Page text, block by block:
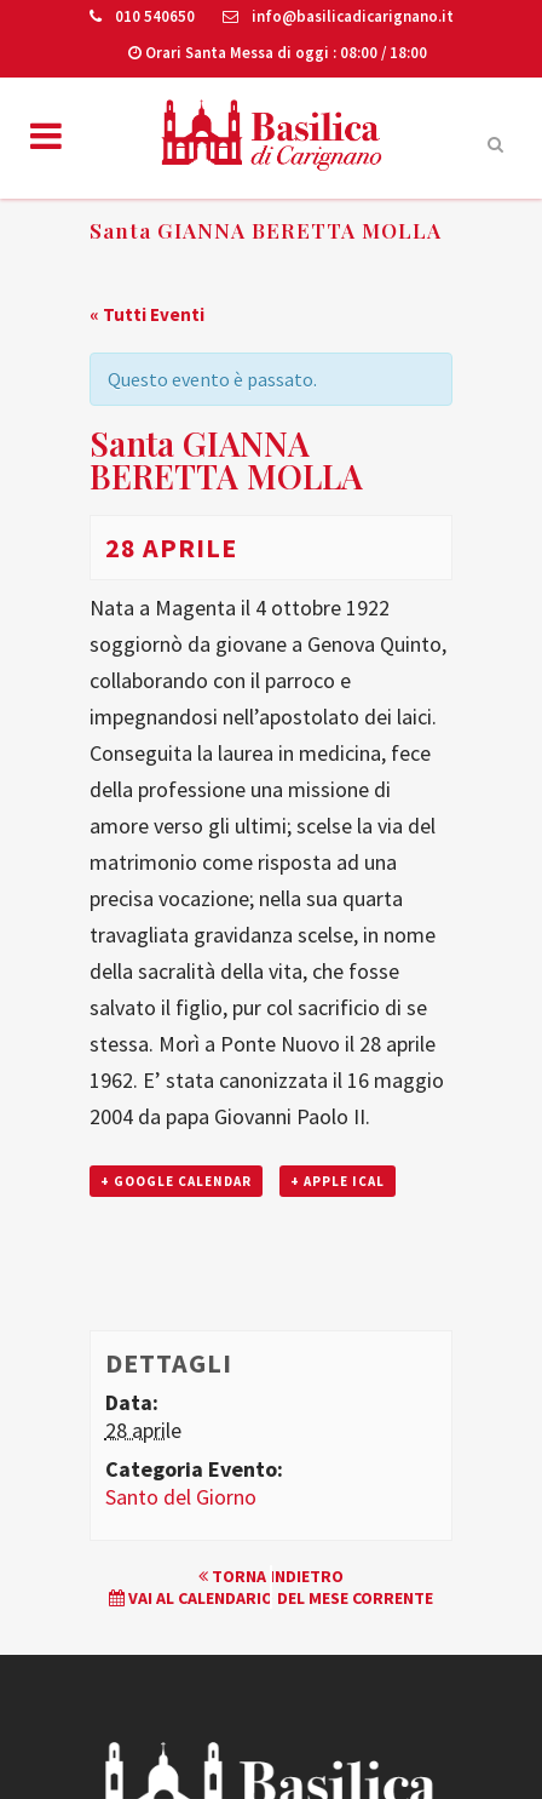
010 540650
info@basilicadicarignano.it
Orari Santa Messa di oggi : 08:00 / 18:00
Santa GIANNA BERETTA MOLLA
« Tutti Eventi
Questo evento è passato.
Santa GIANNA
BERETTA MOLLA
28 APRILE
Nata a Magenta il 4 ottobre 1922
soggiornò da giovane a Genova Quinto,
collaborando con il parroco e
impegnandosi nell’apostolato dei laici.
Conseguita la laurea in medicina, fece
della professione una missione di
amore verso gli ultimi; scelse la via del
matrimonio come risposta ad una
precisa vocazione; nella sua quarta
travagliata gravidanza scelse, in nome
della sacralità della vita, che fosse
salvato il figlio, pur col sacrificio di se
stessa. Morì a Ponte Nuovo il 28 aprile
1962. E’ stata canonizzata il 16 maggio
2004 da papa Giovanni Paolo II.
+ GOOGLE CALENDAR + APPLE ICAL
DETTAGLI
Data:
28 aprile
Categoria Evento:
Santo del Giorno
EVENTO
NAVIGATION
TORNA INDIETRO
VAI AL CALENDARIO DEL MESE CORRENTE